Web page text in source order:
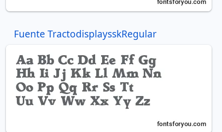
Fuente TractodisplaysskRegular